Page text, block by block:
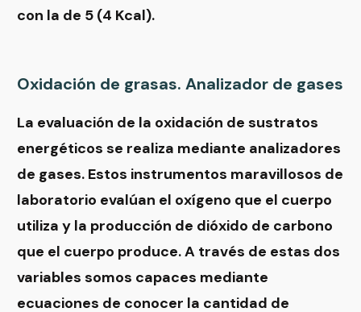
con la de 5 (4 Kcal).
Oxidación de grasas. Analizador de gases
La evaluación de la oxidación de sustratos
energéticos se realiza mediante analizadores
de gases. Estos instrumentos maravillosos de
laboratorio evalúan el oxígeno que el cuerpo
utiliza y la producción de dióxido de carbono
que el cuerpo produce. A través de estas dos
variables somos capaces mediante
ecuaciones de conocer la cantidad de